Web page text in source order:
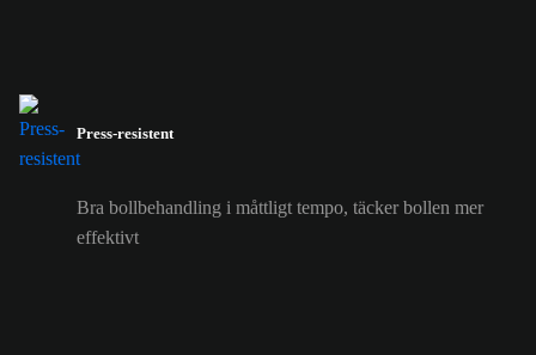
Press-resistent
Bra bollbehandling i måttligt tempo, täcker bollen mer
effektivt